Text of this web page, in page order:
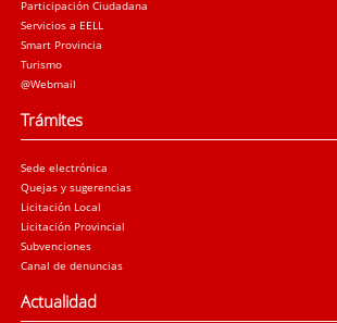
Participación Ciudadana
Servicios a EELL
Smart Provincia
Turismo
@Webmail
Trámites
Sede electrónica
Quejas y sugerencias
Licitación Local
Licitación Provincial
Subvenciones
Canal de denuncias
Actualidad